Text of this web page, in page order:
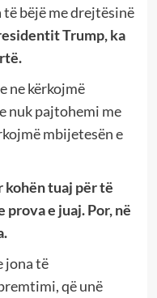
bëjë me drejtësinë
Trump, ka
ne kërkojmë
nuk pajtohemi me
mbijetesën e
kohën tuaj për të
e juaj. Por, në
jona të
që unë